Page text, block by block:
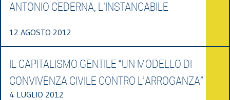
ANTONIO CEDERNA, L'INSTANCABILE
12 AGOSTO 2012
IL CAPITALISMO GENTILE “UN MODELLO DI
CONVIVENZA CIVILE CONTRO L’ARROGANZA”
4 LUGLIO 2012